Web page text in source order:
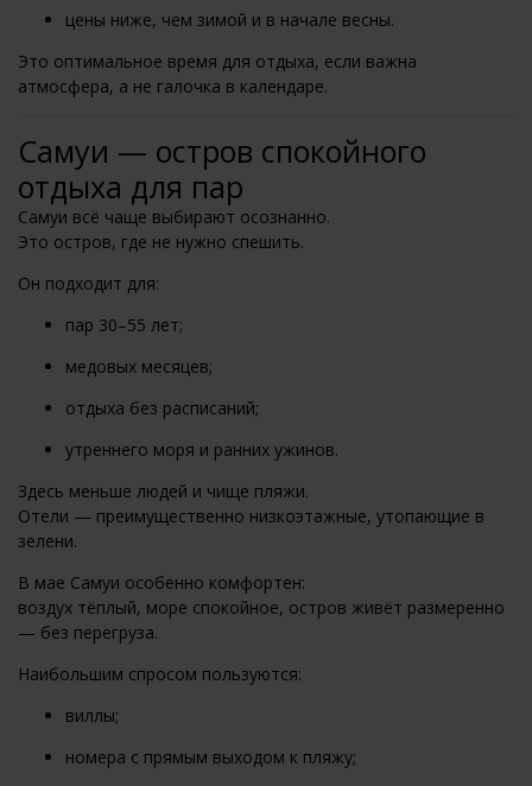
цены ниже, чем зимой и в начале весны.
Это оптимальное время для отдыха, если важна
атмосфера, а не галочка в календаре.
Самуи — остров спокойного
отдыха для пар
Самуи всё чаще выбирают осознанно.
Это остров, где не нужно спешить.
Он подходит для:
пар 30–55 лет;
медовых месяцев;
отдыха без расписаний;
утреннего моря и ранних ужинов.
Здесь меньше людей и чище пляжи.
Отели — преимущественно низкоэтажные, утопающие в
зелени.
В мае Самуи особенно комфортен:
воздух тёплый, море спокойное, остров живёт размеренно
— без перегруза.
Наибольшим спросом пользуются:
виллы;
номера с прямым выходом к пляжу;